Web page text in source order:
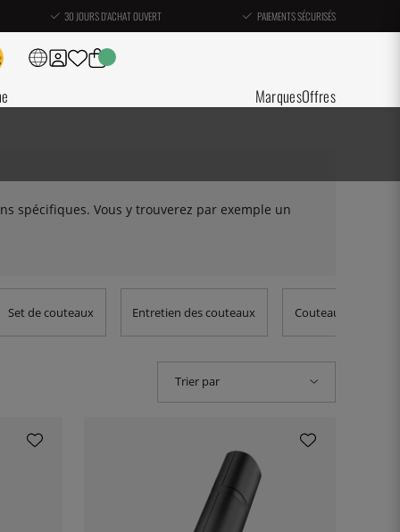
30 JOURS D'ACHAT OUVERT PAIEMENTS SÉCURISÉS
MarquesOffres
spécifiques. Vous y trouverez par exemple un
Set de couteaux Entretien des couteaux Couteaux de chef
Trier par